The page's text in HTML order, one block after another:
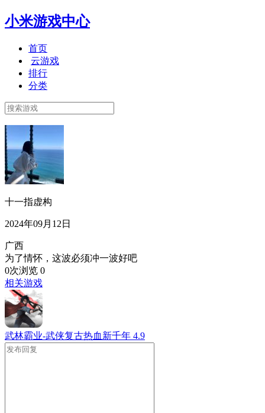
小米游戏中心
首页
云游戏
排行
分类
十一指虚构
2024年09月12日
广西
为了情怀，这波必须冲一波好吧
0次浏览 0
相关游戏
武林霸业-武侠复古热血新千年 4.9